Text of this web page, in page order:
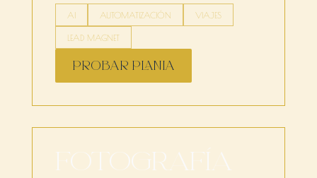
AI AUTOMATIZACIÓN VIAJES
LEAD MAGNET
PROBAR PLANIA
FOTOGRAFÍA